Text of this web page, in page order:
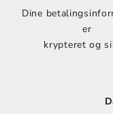
Dine
er
krypteret og